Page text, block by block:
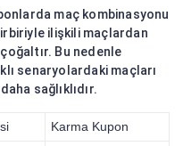
maç kombinasyonu
ilişkili maçlardan
Bu nedenle
senaryolardaki maçları
sağlıklıdır.
Karma Kupon